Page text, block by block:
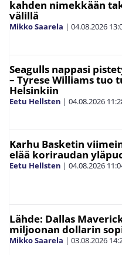
kahden nimekkään
välillä
Mikko Saarela | 04.08.2026
Seagulls nappasi
– Tyrese Williams tuo
Helsinkiin
Eetu Hellsten | 04.08.2026
Karhu Basketin
elää koriraudan
Eetu Hellsten | 04.08.2026
Lähde: Dallas
miljoonan dollarin
Mikko Saarela | 03.08.2026